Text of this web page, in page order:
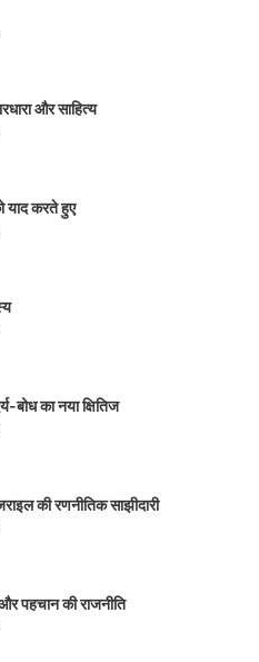
और साहित्य
याद करते हुए
बोध का नया क्षितिज
की रणनीतिक साझीदारी
पहचान की राजनीति